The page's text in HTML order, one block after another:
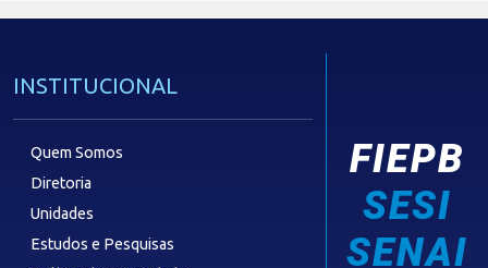
INSTITUCIONAL
Quem Somos
Diretoria
Unidades
Estudos e Pesquisas
FIEPB
SESI
SENAI